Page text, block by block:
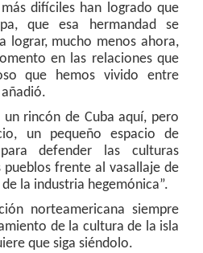
difíciles han logrado que
que esa hermandad se
lograr, mucho menos ahora,
en las relaciones que
que hemos vivido entre
un rincón de Cuba aquí, pero
un pequeño espacio de
defender las culturas
frente al vasallaje de
la industria hegemónica”.
norteamericana siempre
de la cultura de la isla
que siga siéndolo.